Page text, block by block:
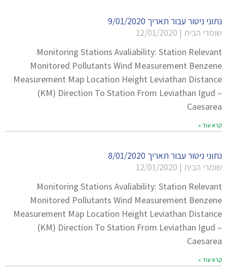
נתוני ניטור עבור תאריך 9/01/2020
שומרי הבית
Monitoring Stations Avaliability: Station Relevant
Monitored Pollutants Wind Measurement Benzene
Measurement Map Location Height Leviathan Distance
(KM) Direction To Station From Leviathan Igud –
Caesarea
קרא עוד »
נתוני ניטור עבור תאריך 8/01/2020
שומרי הבית
Monitoring Stations Avaliability: Station Relevant
Monitored Pollutants Wind Measurement Benzene
Measurement Map Location Height Leviathan Distance
(KM) Direction To Station From Leviathan Igud –
Caesarea
קרא עוד »